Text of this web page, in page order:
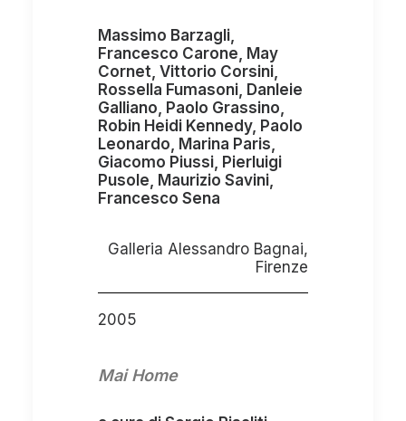
Massimo Barzagli,
Francesco Carone, May
Cornet, Vittorio Corsini,
Rossella Fumasoni, Danleie
Galliano, Paolo Grassino,
Robin Heidi Kennedy, Paolo
Leonardo, Marina Paris,
Giacomo Piussi, Pierluigi
Pusole, Maurizio Savini,
Francesco Sena
Galleria Alessandro Bagnai,
Firenze
2005
Mai Home